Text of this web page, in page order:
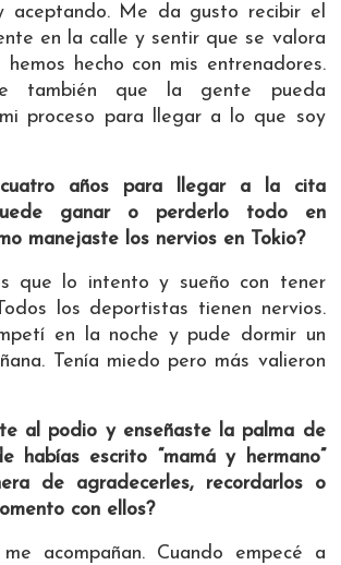
aceptando. Me da gusto recibir el
en la calle y sentir que se valora
hecho con mis entrenadores.
también que la gente pueda
proceso para llegar a lo que soy
años para llegar a la cita
ganar o perderlo todo en
manejaste los nervios en Tokio?
que lo intento y sueño con tener
los deportistas tienen nervios.
en la noche y pude dormir un
Tenía miedo pero más valieron
al podio y enseñaste la palma de
habías escrito “mamá y hermano”
de agradecerles, recordarlos o
con ellos?
acompañan. Cuando empecé a